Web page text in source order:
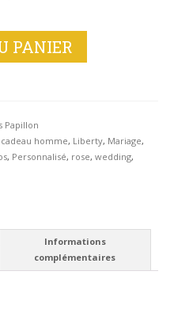
PANIER
Papillon
homme, Liberty, Mariage,
, Personnalisé, rose, wedding,
Informations
complémentaires